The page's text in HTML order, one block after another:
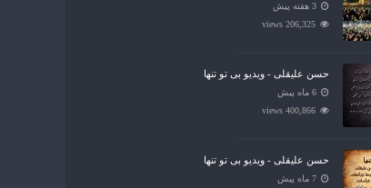
3 هفته پیش
206,325 views
حسن علیقلی - ویدیو بی تو تنها
6 ماه پیش
400,866 views
حسن علیقلی - ویدیو بی تو تنها
7 ماه پیش